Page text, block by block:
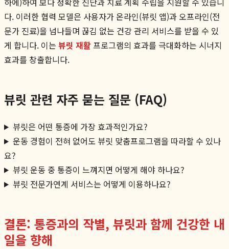
다. 이러한 협력 모델은 사용자가 온라인(뷰릿 앱)과 오프라인(전
문가 진료)을 넘나들며 끊김 없는 건강 관리 서비스를 받을 수 있
게 합니다. 이는 뷰릿 재활프로그램의 효과를 극대화하는 시너지
효과를 창출합니다.
뷰릿 관련 자주 묻는 질문 (FAQ)
뷰릿은 어떤 통증에 가장 효과적인가요?
운동 경험이 전혀 없어도 뷰릿 맞춤프로그램을 따라할 수 있나
요?
뷰릿 운동 중 통증이 느껴지면 어떻게 해야 하나요?
뷰릿 전문가연계 서비스는 어떻게 이용하나요?
결론: 통증과의 작별, 뷰릿과 함께 건강한 내
일을 향해